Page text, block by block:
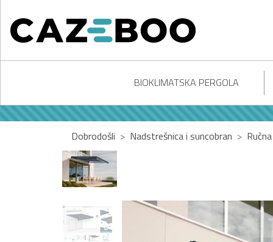
BIOKLIMATSKA PERGOLA
Dobrodošli Nadstrešnica i suncobran